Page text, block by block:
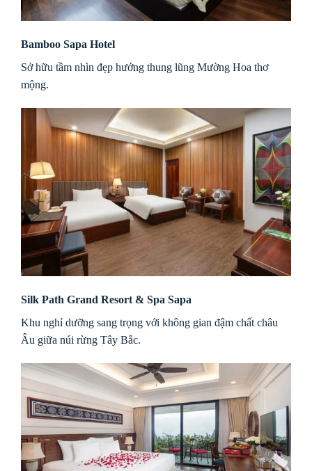
Bamboo Sapa Hotel
Sở hữu tầm nhìn đẹp hướng thung lũng Mường Hoa thơ
mộng.
Silk Path Grand Resort & Spa Sapa
Khu nghỉ dưỡng sang trọng với không gian đậm chất châu
Âu giữa núi rừng Tây Bắc.